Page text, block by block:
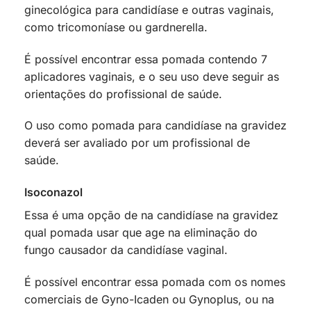
ginecológica para candidíase e outras vaginais,
como tricomoníase ou gardnerella.
É possível encontrar essa pomada contendo 7
aplicadores vaginais, e o seu uso deve seguir as
orientações do profissional de saúde.
O uso como pomada para candidíase na gravidez
deverá ser avaliado por um profissional de
saúde.
Isoconazol
Essa é uma opção de na candidíase na gravidez
qual pomada usar que age na eliminação do
fungo causador da candidíase vaginal.
É possível encontrar essa pomada com os nomes
comerciais de Gyno-Icaden ou Gynoplus, ou na